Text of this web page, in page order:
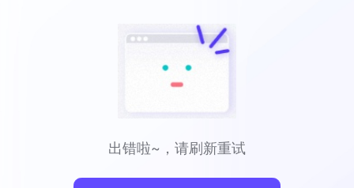
出错啦~，请刷新重试